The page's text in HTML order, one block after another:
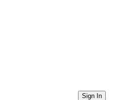
Directories
Sign In